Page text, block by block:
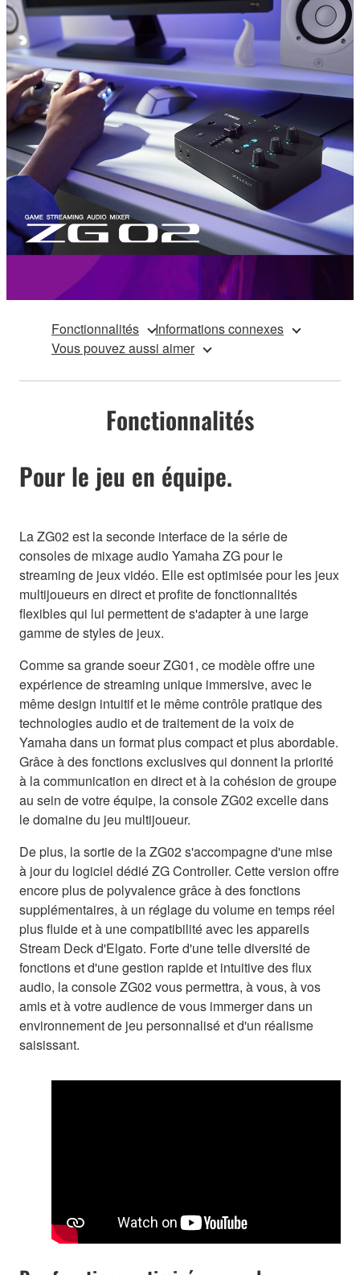
Fonctionnalités
Informations connexes
Vous pouvez aussi aimer
Fonctionnalités
Pour le jeu en équipe.
La ZG02 est la seconde interface de la série de
consoles de mixage audio Yamaha ZG pour le
streaming de jeux vidéo. Elle est optimisée pour les jeux
multijoueurs en direct et profite de fonctionnalités
flexibles qui lui permettent de s'adapter à une large
gamme de styles de jeux.
Comme sa grande soeur ZG01, ce modèle offre une
expérience de streaming unique immersive, avec le
même design intuitif et le même contrôle pratique des
technologies audio et de traitement de la voix de
Yamaha dans un format plus compact et plus abordable.
Grâce à des fonctions exclusives qui donnent la priorité
à la communication en direct et à la cohésion de groupe
au sein de votre équipe, la console ZG02 excelle dans
le domaine du jeu multijoueur.
De plus, la sortie de la ZG02 s'accompagne d'une mise
à jour du logiciel dédié ZG Controller. Cette version offre
encore plus de polyvalence grâce à des fonctions
supplémentaires, à un réglage du volume en temps réel
plus fluide et à une compatibilité avec les appareils
Stream Deck d'Elgato. Forte d'une telle diversité de
fonctions et d'une gestion rapide et intuitive des flux
audio, la console ZG02 vous permettra, à vous, à vos
amis et à votre audience de vous immerger dans un
environnement de jeu personnalisé et d'un réalisme
saisissant.